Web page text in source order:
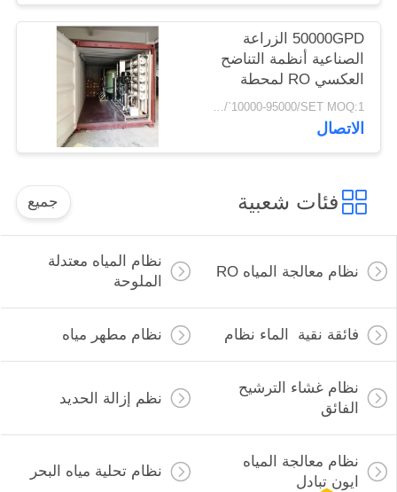
50000GPD الزراعة
الصناعية أنظمة التناضح
العكسي RO لمحطة
معالجة مياه الآبار الجوفية
في حاوية متنقلة
USD/`10000-95000/SET MOQ:1 مجموعة
الاتصال
فئات شعبية جميع
نظام معالجة المياه RO
نظام المياه معتدلة
الملوحة
فائقة نقية الماء نظام نظام مطهر مياه
نظام غشاء الترشيح
الفائق
نظم إزالة الحديد
نظام معالجة المياه
ايون تبادل
نظام تحلية مياه البحر